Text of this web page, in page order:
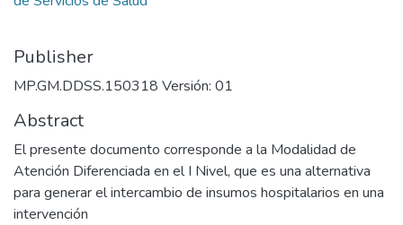
Publisher
MP.GM.DDSS.150318 Versión: 01
Abstract
El presente documento corresponde a la Modalidad de
Atención Diferenciada en el I Nivel, que es una alternativa
para generar el intercambio de insumos hospitalarios en una
intervención